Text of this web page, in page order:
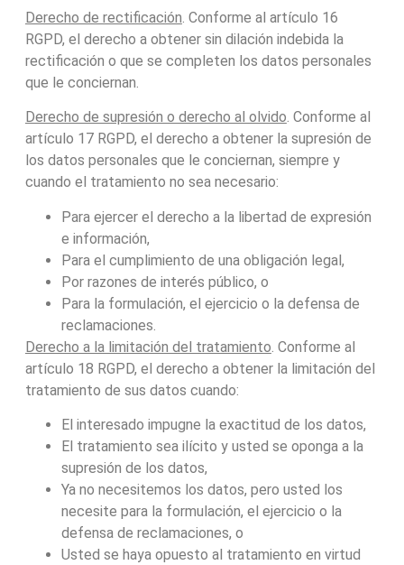
Derecho de rectificación . Conforme al artículo 16
RGPD, el derecho a obtener sin dilación indebida la
rectificación o que se completen los datos personales
que le conciernan.
Derecho de supresión o derecho al olvido. Conforme al
artículo 17 RGPD, el derecho a obtener la supresión de
los datos personales que le conciernan, siempre y
cuando el tratamiento no sea necesario:
Para ejercer el derecho a la libertad de expresión
e información,
Para el cumplimiento de una obligación legal,
Por razones de interés público, o
Para la formulación, el ejercicio o la defensa de
reclamaciones.
Derecho a la limitación del tratamiento . Conforme al
artículo 18 RGPD, el derecho a obtener la limitación del
tratamiento de sus datos cuando:
El interesado impugne la exactitud de los datos,
El tratamiento sea ilícito y usted se oponga a la
supresión de los datos,
Ya no necesitemos los datos, pero usted los
necesite para la formulación, el ejercicio o la
defensa de reclamaciones, o
Usted se haya opuesto al tratamiento en virtud